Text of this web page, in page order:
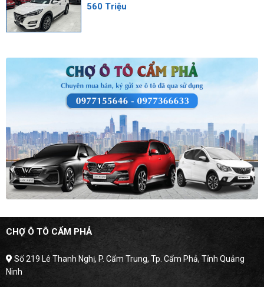
560 Triệu
CHỢ Ô TÔ CẨM PHẢ
Số 219 Lê Thanh Nghị, P. Cẩm Trung, Tp. Cẩm Phả, Tỉnh Quảng
Ninh